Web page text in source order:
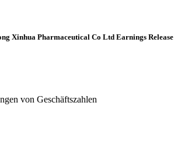
Xinhua Pharmaceutical Co Ltd Earnings Release
von Geschäftszahlen